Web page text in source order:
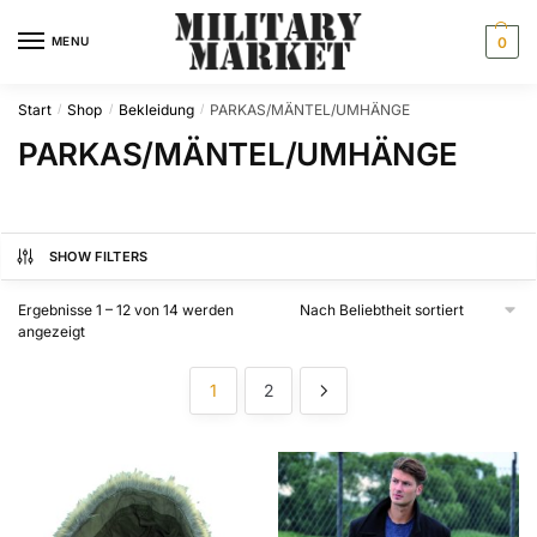
MENU 0
Start / Shop / Bekleidung / PARKAS/MÄNTEL/UMHÄNGE
PARKAS/MÄNTEL/UMHÄNGE
SHOW FILTERS
Ergebnisse 1 – 12 von 14 werden
angezeigtNach
1 2